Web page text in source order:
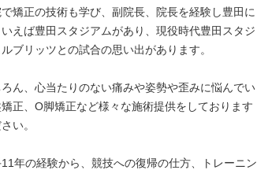
矯正の技術も学び、副院長、院長を経験し豊田に
えば豊田スタジアムがあり、現役時代豊田スタジ
ブリッツとの試合の思い出があります。
ん、心当たりのない痛みや姿勢や歪みに悩んでい
正、O脚矯正など様々な施術提供をしております
い。
年の経験から、競技への復帰の仕方、トレーニン